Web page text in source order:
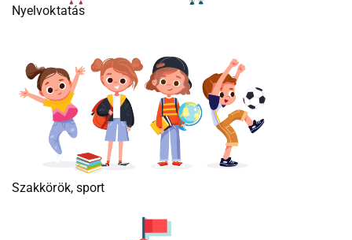
Nyelvoktatás
Szakkörök, sport